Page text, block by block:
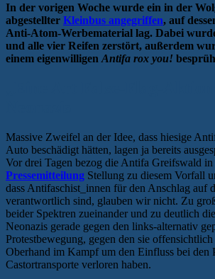
In der vorigen Woche wurde ein in der
abgestellter Kleinbus angegriffen, auf
Anti-Atom-Werbematerial lag. Dabei
und alle vier Reifen zerstört, außerdem
einem eigenwilligen Antifa rox you!
Massive Zweifel an der Idee, dass hiesige
Auto beschädigt hätten, lagen ja bereits
Vor drei Tagen bezog die Antifa Greifswald in
Pressemitteilung Stellung zu diesem Vorfall
dass Antifaschist_innen für den Anschlag auf
verantwortlich sind, glauben wir nicht. Zu
beider Spektren zueinander und zu deutlich
Neonazis gerade gegen den links-alternativ
Protestbewegung, gegen den sie
Oberhand im Kampf um den Einfluss bei den
Castortransporte verloren haben.